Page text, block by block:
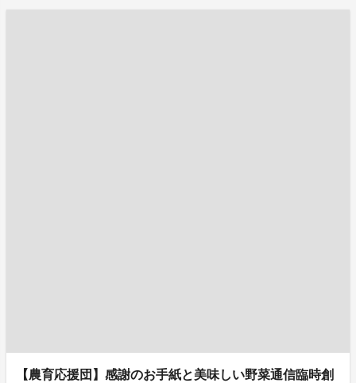
【農育応援団】感謝のお手紙と美味しい野菜通信臨時創